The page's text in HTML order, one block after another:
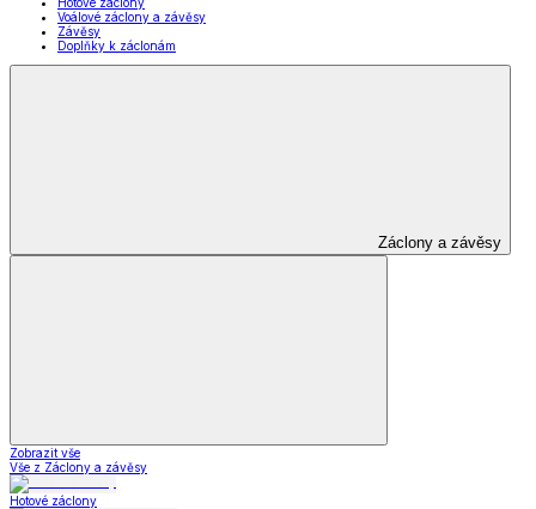
Voálové záclony a závěsy
Závěsy
Doplňky k záclonám
Záclony a závěsy
Zobrazit vše
Vše z Záclony a závěsy
Hotové záclony